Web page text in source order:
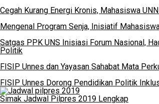
Cegah Kurang Energi Kronis, Mahasiswa
Mengenal Program Senja, Inisiatif
Satgas PPK UNS Inisiasi Forum Nasional,
Politik
FISIP Unnes dan Yayasan Sahabat Mata
FISIP Unnes Dorong Pendidikan Politik
Simak Jadwal Pilpres 2019 Lengkap